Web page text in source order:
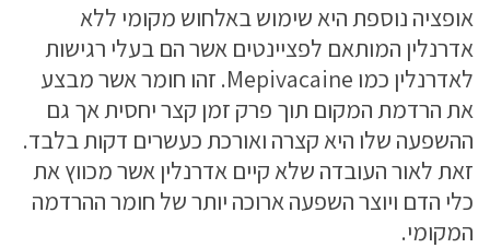
אופציה נוספת היא שימוש באלחוש מקומי ללא
אדרנלין המותאם לפציינטים אשר הם בעלי רגישות
לאדרנלין כמו Mepivacaine. זהו חומר אשר מבצע
את הרדמת המקום תוך פרק זמן קצר יחסית אך גם
ההשפעה שלו היא קצרה ואורכת כעשרים דקות בלבד.
זאת לאור העובדה שלא קיים אדרנלין אשר מכווץ את
כלי הדם ויוצר השפעה ארוכה יותר של חומר ההרדמה
המקומי.